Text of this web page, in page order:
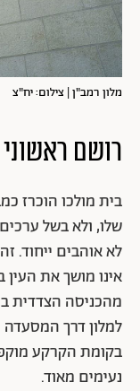
מלון רמב"ן | צילום: יח"צ
רושם ראשוני
בית מולכו הוכרז
שלו, ולא בשל
לא אוהבים ייחוד.
אינו מושך את העין
למלון דרך
בקומת הקרקע
נעימים מאוד.